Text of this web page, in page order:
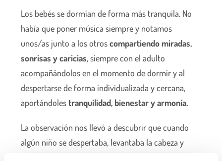
Los bebés se dormían de forma más tranquila. No
había que poner música siempre y notamos
unos/as junto a los otroscompartiendo miradas,
sonrisas y caricias, siempre con el adulto
acompañándolos en el momento de dormir y al
despertarse de forma individualizada y cercana,
aportándolestranquilidad, bienestar y armonía.
La observación nos llevó a descubrir que cuando
algún niño se despertaba, levantaba la cabeza y